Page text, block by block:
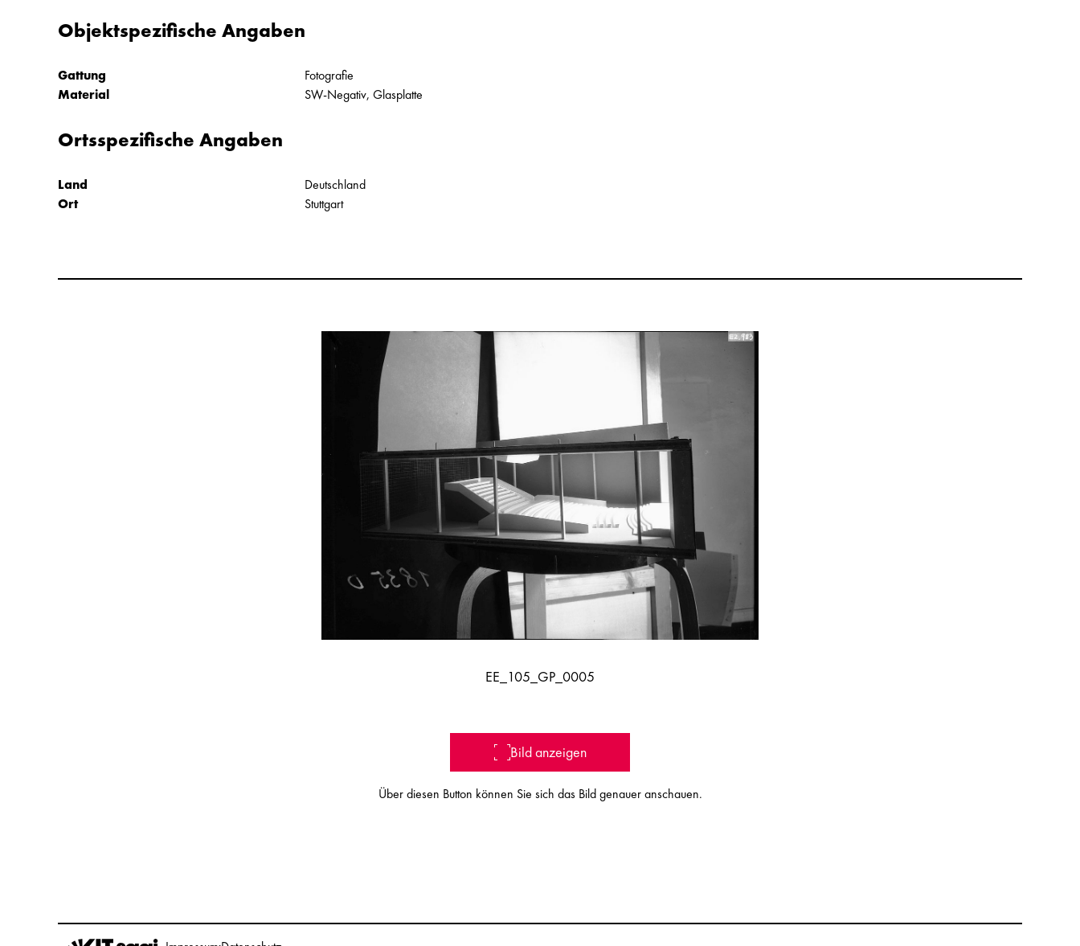
Objektspezifische Angaben
Gattung
Fotografie
Material
SW-Negativ, Glasplatte
Ortsspezifische Angaben
Land
Deutschland
Ort
Stuttgart
EE_105_GP_0005
Bild anzeigen
Über diesen Button können Sie sich das Bild genauer anschauen.